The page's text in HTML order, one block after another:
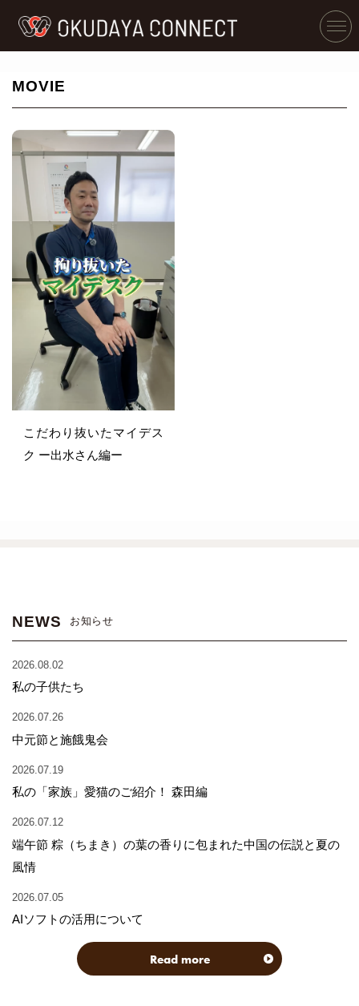
MOVIE
こだわり抜いたマイデス
ク ー出水さん編ー
NEWS お知らせ
2026.08.02
私の子供たち
2026.07.26
中元節と施餓鬼会
2026.07.19
私の「家族」愛猫のご紹介！ 森田編
2026.07.12
端午節 粽（ちまき）の葉の香りに包まれた中国の伝説と夏の
風情
2026.07.05
AIソフトの活用について
Read more